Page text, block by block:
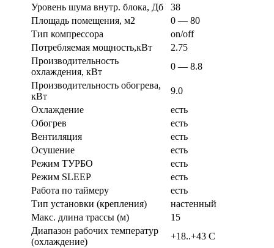
Уровень шума внутр. блока, Дб
38
Площадь помещения, м2
0 — 80
Тип компрессора
on/off
Потребляемая мощность,кВт
2.75
Производительность
охлаждения, кВт
0 — 8.8
Производительность обогрева,
кВт
9.0
Охлаждение
есть
Обогрев
есть
Вентиляция
есть
Осушение
есть
Режим ТУРБО
есть
Режим SLEEP
есть
Работа по таймеру
есть
Тип установки (крепления)
настенный
Макс. длина трассы (м)
15
Диапазон рабочих температур
(охлаждение)
+18..+43 C